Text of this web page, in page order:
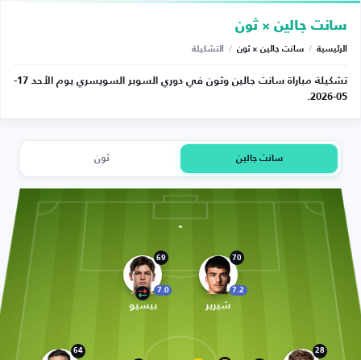
سانت جالين × ثون
الرئيسية / سانت جالين × ثون / التشكيلة
تشكيلة مباراة سانت جالين وثون في دوري السوبر السويسري يوم الأحد 17-
05-2026.
سانت جالين ثون
69
7.0
بيسيو
70
7.2
شيرير
64 28